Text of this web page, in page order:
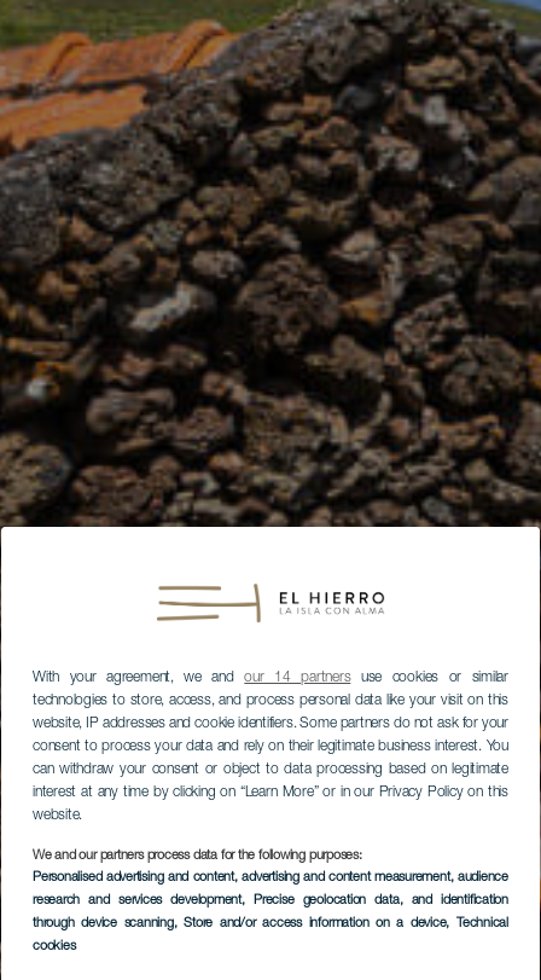
With your agreement, we andour 14 partnersuse cookies or similar
technologies to store, access, and process personal data like your visit on this
website, IP addresses and cookie identifiers. Some partners do not ask for your
consent to process your data and rely on their legitimate business interest. You
can withdraw your consent or object to data processing based on legitimate
interest at any time by clicking on “Learn More” or in our Privacy Policy on this
website.
We and our partners process data for the following purposes:
Personalised advertising and content, advertising and content measurement, audience
research and services development, Precise geolocation data, and identification
through device scanning, Store and/or access information on a device, Technical
cookies